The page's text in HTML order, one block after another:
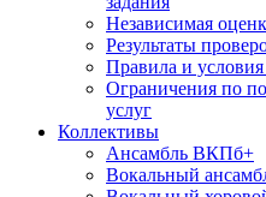
Независимая
Результаты
Правила и условия
Ограничения по
услуг
Коллективы
Ансамбль ВКПб+
Вокальный